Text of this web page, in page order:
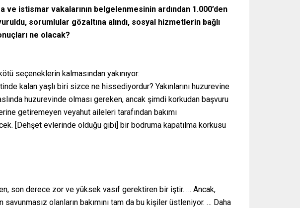
istismar vakalarının belgelenmesinin ardından 1.000’den
sorumlular gözaltına alındı, sosyal hizmetlerin bağlı
ne olacak?
seçeneklerin kalmasından yakınıyor:
kalan yaşlı biri sizce ne hissediyordur? Yakınlarını huzurevine
huzurevinde olması gereken, ancak şimdi korkudan başvuru
getiremeyen veyahut aileleri tarafından bakımı
[Dehşet evlerinde olduğu gibi] bir bodruma kapatılma korkusu
son derece zor ve yüksek vasıf gerektiren bir iştir. … Ancak,
olanların bakımını tam da bu kişiler üstleniyor. … Daha